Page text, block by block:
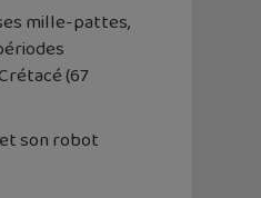
mille-pattes,
(67
son robot